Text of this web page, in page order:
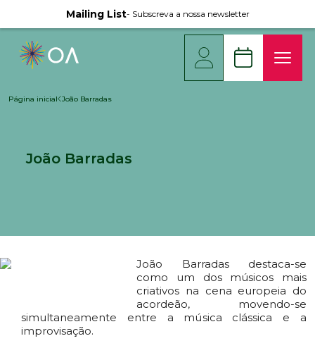
Mailing List- Subscreva a nossa newsletter
Página inicial João Barradas
João Barradas
João Barradas destaca-se
como um dos músicos mais
criativos na cena europeia do
acordeão, movendo-se
simultaneamente entre a música clássica e a
improvisação.